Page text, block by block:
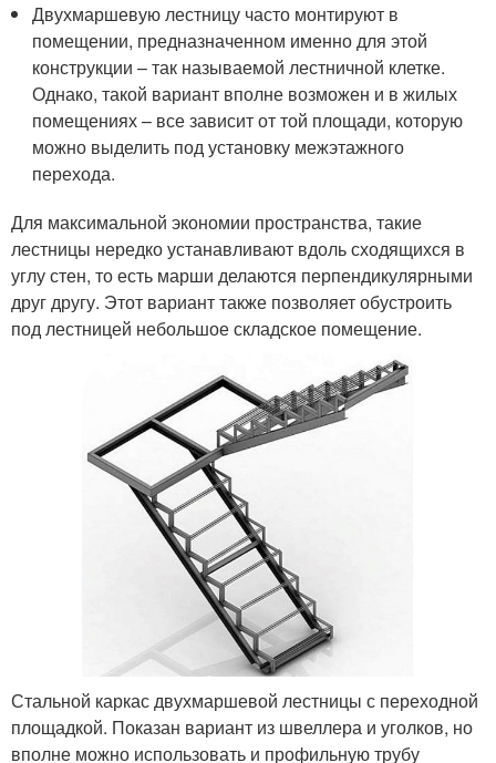
Двухмаршевую лестницу часто монтируют в
помещении, предназначенном именно для этой
конструкции – так называемой лестничной клетке.
Однако, такой вариант вполне возможен и в жилых
помещениях – все зависит от той площади, которую
можно выделить под установку межэтажного
перехода.
Для максимальной экономии пространства, такие
лестницы нередко устанавливают вдоль сходящихся в
углу стен, то есть марши делаются перпендикулярными
друг другу. Этот вариант также позволяет обустроить
под лестницей небольшое складское помещение.
Стальной каркас двухмаршевой лестницы с переходной
площадкой. Показан вариант из швеллера и уголков, но
вполне можно использовать и профильную трубу